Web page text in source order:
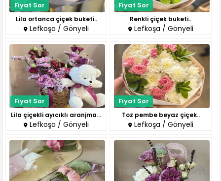
Fiyat Sor
Lila ortanca çiçek buketi..
Lefkoşa / Gönyeli
Fiyat Sor
Renkli çiçek buketi..
Lefkoşa / Gönyeli
Fiyat Sor
Lila çiçekli ayıcıklı aranjman..
Lefkoşa / Gönyeli
Fiyat Sor
Toz pembe beyaz çiçek..
Lefkoşa / Gönyeli